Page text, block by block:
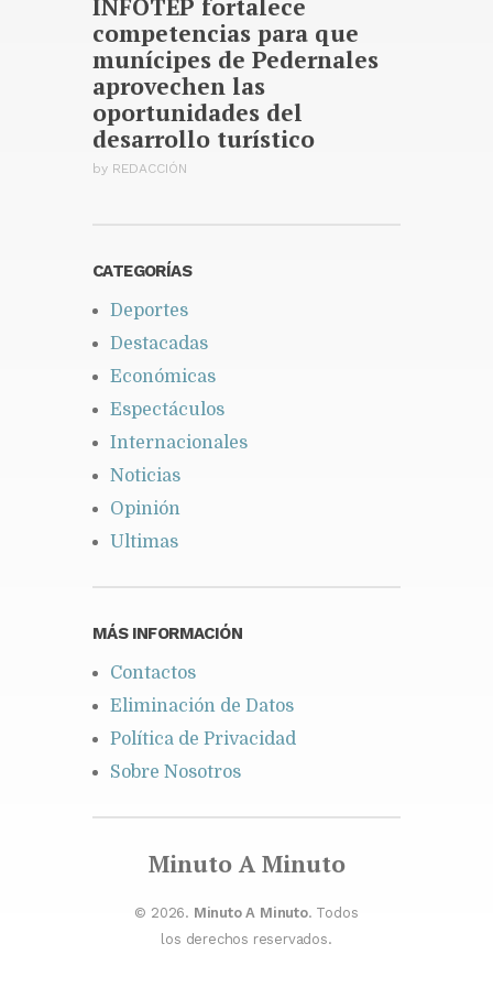
competencias para que
munícipes de Pedernales
aprovechen las
oportunidades del
desarrollo turístico
by REDACCIÓN
CATEGORÍAS
Deportes
Destacadas
Económicas
Espectáculos
Internacionales
Noticias
Opinión
Ultimas
MÁS INFORMACIÓN
Contactos
Eliminación de Datos
Política de Privacidad
Sobre Nosotros
Minuto A Minuto
© 2026. Minuto A Minuto. Todos
los derechos reservados.